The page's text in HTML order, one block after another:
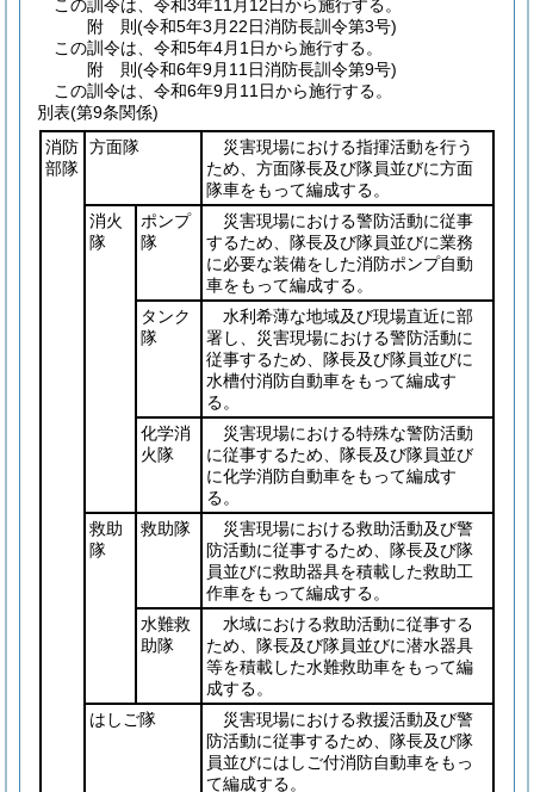
この訓令は、令和3年11月12日から施行する。
附 則(令和5年3月22日消防長訓令第3号)
この訓令は、令和5年4月1日から施行する。
附 則(令和6年9月11日消防長訓令第9号)
この訓令は、令和6年9月11日から施行する。
別表(第9条関係)
消防
部隊
方面隊
災害現場における指揮活動を行う
ため、方面隊長及び隊員並びに方面
隊車をもって編成する。
消火
隊
ポンプ
隊
災害現場における警防活動に従事
するため、隊長及び隊員並びに業務
に必要な装備をした消防ポンプ自動
車をもって編成する。
タンク
隊
水利希薄な地域及び現場直近に部
署し、災害現場における警防活動に
従事するため、隊長及び隊員並びに
水槽付消防自動車をもって編成す
る。
化学消
火隊
災害現場における特殊な警防活動
に従事するため、隊長及び隊員並び
に化学消防自動車をもって編成す
る。
救助
隊
救助隊
災害現場における救助活動及び警
防活動に従事するため、隊長及び隊
員並びに救助器具を積載した救助工
作車をもって編成する。
水難救
助隊
水域における救助活動に従事する
ため、隊長及び隊員並びに潜水器具
等を積載した水難救助車をもって編
成する。
はしご隊
災害現場における救援活動及び警
防活動に従事するため、隊長及び隊
員並びにはしご付消防自動車をもっ
て編成する。